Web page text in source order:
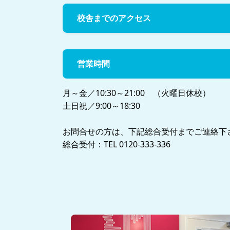
校舎までのアクセス
営業時間
月～金／10:30～21:00 （火曜日休校）
土日祝／9:00～18:30
お問合せの方は、下記総合受付までご連絡下
総合受付：TEL 0120-333-336